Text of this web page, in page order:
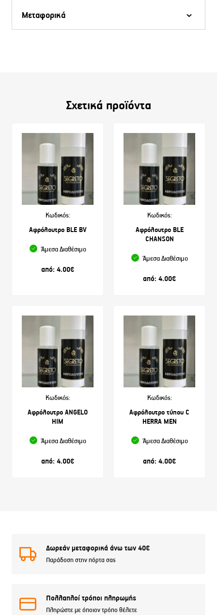
Μεταφορικά
Σχετικά προϊόντα
Κωδικός:
Αφρόλουτρο BLE BV
Άμεσα Διαθέσιμο
από: 4.00€
Κωδικός:
Αφρόλουτρο BLE
CHANSON
Άμεσα Διαθέσιμο
από: 4.00€
Κωδικός:
Αφρόλουτρο ANGELO
HIM
Άμεσα Διαθέσιμο
από: 4.00€
Κωδικός:
Αφρόλουτρο τύπου C
HERRA MEN
Άμεσα Διαθέσιμο
από: 4.00€
Δωρεάν μεταφορικά άνω των 40€
Παράδοση στην πόρτα σας
Πολλαπλοί τρόποι πληρωμής
Πληρώστε με όποιον τρόπο θέλετε